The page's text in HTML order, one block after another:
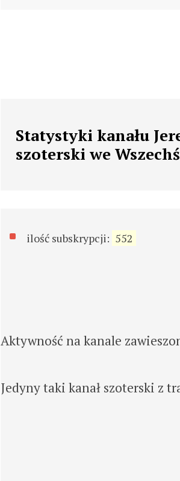
Statystyki kanału
szoterski we
ilość subskrypcji: 552
Aktywność na kanale
Jedyny taki kanał szoterski z